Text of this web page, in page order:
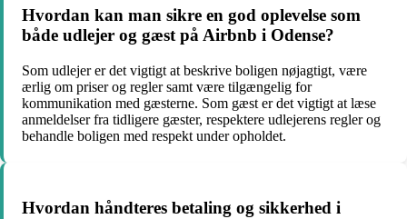
Hvordan kan man sikre en god oplevelse som
både udlejer og gæst på Airbnb i Odense?
Som udlejer er det vigtigt at beskrive boligen nøjagtigt, være
ærlig om priser og regler samt være tilgængelig for
kommunikation med gæsterne. Som gæst er det vigtigt at læse
anmeldelser fra tidligere gæster, respektere udlejerens regler og
behandle boligen med respekt under opholdet.
Hvordan håndteres betaling og sikkerhed i